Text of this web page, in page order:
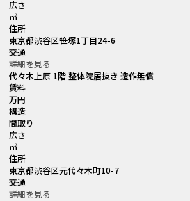
広さ
㎡
住所
東京都渋谷区笹塚1丁目24-6
交通
詳細を見る
代々木上原 1階 整体院居抜き 造作無償
賃料
万円
構造
間取り
広さ
㎡
住所
東京都渋谷区元代々木町10-7
交通
詳細を見る